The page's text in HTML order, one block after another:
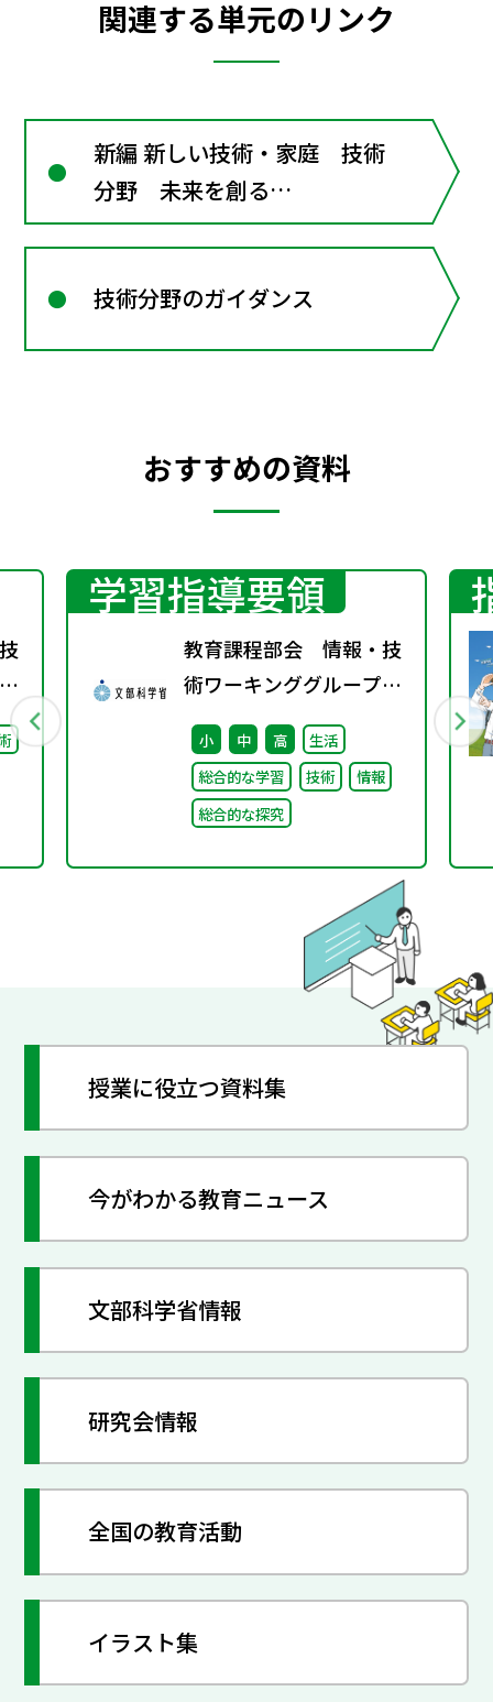
関連する単元のリンク
新編 新しい技術・家庭 技術
分野 未来を創る
Technology
技術分野のガイダンス
おすすめの資料
学習指導要領
教育課程部会 情報・技
術ワーキンググループ
（第3回）／生活、総合
的な学習・探究の時間ワ
ーキンググループ（第2
回）合同会議 配付資料
小 中 高
生活
総合的な学習
技術
情報
総合的な探究
授業に役立つ資料集
今がわかる教育ニュース
文部科学省情報
研究会情報
全国の教育活動
イラスト集